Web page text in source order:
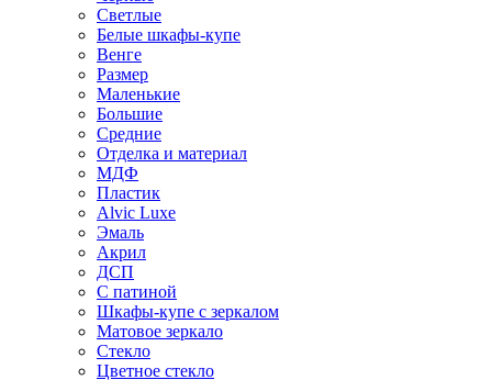
Светлые
Белые шкафы-купе
Венге
Размер
Маленькие
Большие
Средние
Отделка и материал
МДФ
Пластик
Alvic Luxe
Эмаль
Акрил
ДСП
С патиной
Шкафы-купе с зеркалом
Матовое зеркало
Стекло
Цветное стекло